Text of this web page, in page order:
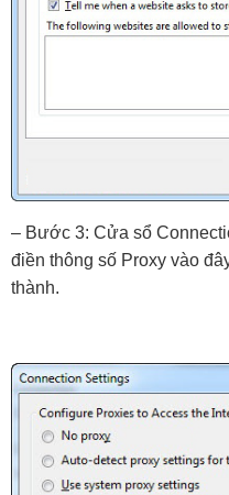
– Bước 3: Cửa sổ
điền thông số Proxy vào
thành.